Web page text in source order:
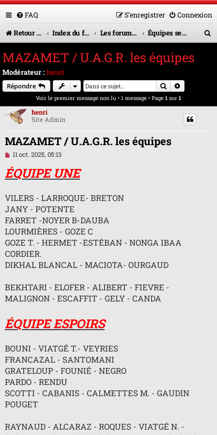
FAQ Connexion
S’enregistrer
Retour vers le site U.A.G.R.
Index du forum Les forums en service Équipes seniors
r
MAZAMET / U.A.G.R. les équipes
Modérateur : henri
Répondre Rechercher
Voir le premier message non lu • 1 message • Page 1 sur 1
henri
Site Admin
MAZAMET / U.A.G.R. les équipes
M
s
s
e
n
o
n
l
u
11 oct. 2025, 05:13
ÉQUIPE UNE
VILERS - LARROQUE- BRETON
JANY - POTENTE
FARRET -NOYER B-DAUBA
LOURMIÈRES - GOZE C
GOZE T. - HERMET -ESTÉBAN - NONGA IBAA
CORDIER.
DIKHAL BLANCAL - MACIOTA- OURGAUD
BEKHTARI - ELOFER - ALIBERT - FIEVRE -
MALIGNON - ESCAFFIT - GELY - CANDA
ÉQUIPE ESPOIRS
BOUNI - VIATGÉ T.- VEYRIES
FRANCAZAL - SANTOMANI
GRATELOUP - FOUNIÉ - NEGRO
PARDO - RENDU
SCOTTI - CABANIS - CALMETTES M. - GAUDIN
POUGET
RAYNAUD - ALCARAZ - ROQUES - VIATGÉ N. -